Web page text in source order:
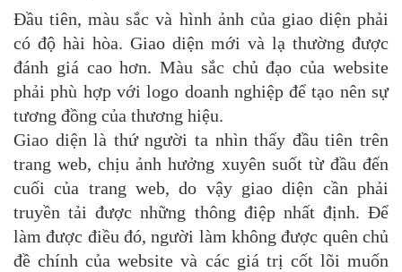
Đầu tiên, màu sắc và hình ảnh của giao diện phải
có độ hài hòa. Giao diện mới và lạ thường được
đánh giá cao hơn. Màu sắc chủ đạo của website
phải phù hợp với logo doanh nghiệp để tạo nên sự
tương đồng của thương hiệu.
Giao diện là thứ người ta nhìn thấy đầu tiên trên
trang web, chịu ảnh hưởng xuyên suốt từ đầu đến
cuối của trang web, do vậy giao diện cần phải
truyền tải được những thông điệp nhất định. Để
làm được điều đó, người làm không được quên chủ
đề chính của website và các giá trị cốt lõi muốn